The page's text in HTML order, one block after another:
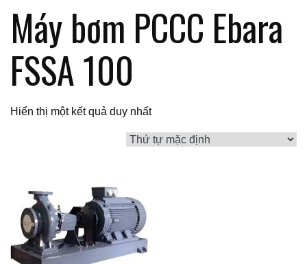
Máy bơm PCCC Ebara
FSSA 100
Hiển thị một kết quả duy nhất